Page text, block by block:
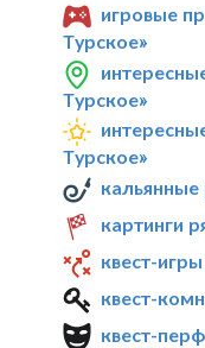
игровые
Турское»
Турское»
Турское»
картинги
квест-
квест-
квест-